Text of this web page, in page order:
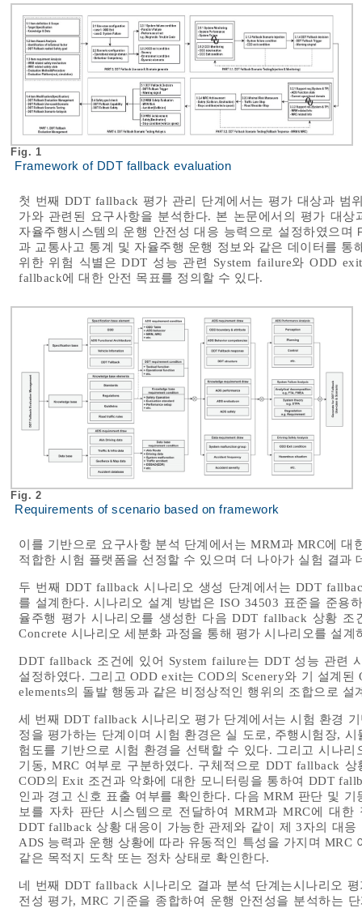
Fig. 1
Framework of DDT fallback evaluation
첫 번째 DDT fallback 평가 관리 단계에서는 평가 대상과 범
가와 관련된 요구사항을 분석한다. 본 논문에서의 평가 대
자율주행시스템의 운행 안전성 대응 능력으로 설정하였으며
과 교통사고 통계 및 자율주행 운행 정보와 같은 데이터를
위한 위험 식별은 DDT 성능 관련 System failure와 ODD
fallback에 대한 안전 목표를 정의할 수 있다.
Fig. 2
Requirements of scenario based on framework
이를 기반으로 요구사항 분석 단계에서는 MRM과 MRC에
적합한 시험 플랫폼을 선정할 수 있으며 더 나아가 실험 결과
두 번째 DDT fallback 시나리오 생성 단계에서는 DDT
를 설계한다. 시나리오 설계 방법은 ISO 34503 표준을 준용
율주행 평가 시나리오를 생성한 다음 DDT fallback 상황
Concrete 시나리오 세분화 과정을 통해 평가 시나리오를 설계
DDT fallback 조건에 있어 System failure는 DDT 성능 관련
설정하였다. 그리고 ODD exit는 COD의 Scenery와 기 설계
elements의 돌발 행동과 같은 비정상적인 행위의 조합으로 설
세 번째 DDT fallback 시나리오 평가 단계에서는 시험 환경
정을 평가하는 단계이며 시험 환경은 실 도로, 주행시험장,
험도를 기반으로 시험 환경을 선택할 수 있다. 그리고 시나
기동, MRC 여부로 구분하였다. 구체적으로 DDT fallback
COD의 Exit 조건과 악화에 대한 모니터링을 통하여 DDT
인과 경고 신호 표출 여부를 확인한다. 다음 MRM 판단 및
보를 자차 판단 시스템으로 전달하여 MRM과 MRC에 대
DDT fallback 상황 대응이 가능한 관제와 같이 제 3자의 대
ADS 능력과 운행 상황에 따라 유동적인 특성을 가지며
같은 목적지 도착 또는 정차 상태로 확인한다.
네 번째 DDT fallback 시나리오 결과 분석 단계는시나리오
전성 평가, MRC 기준을 종합하여 운행 안전성을 분석하는